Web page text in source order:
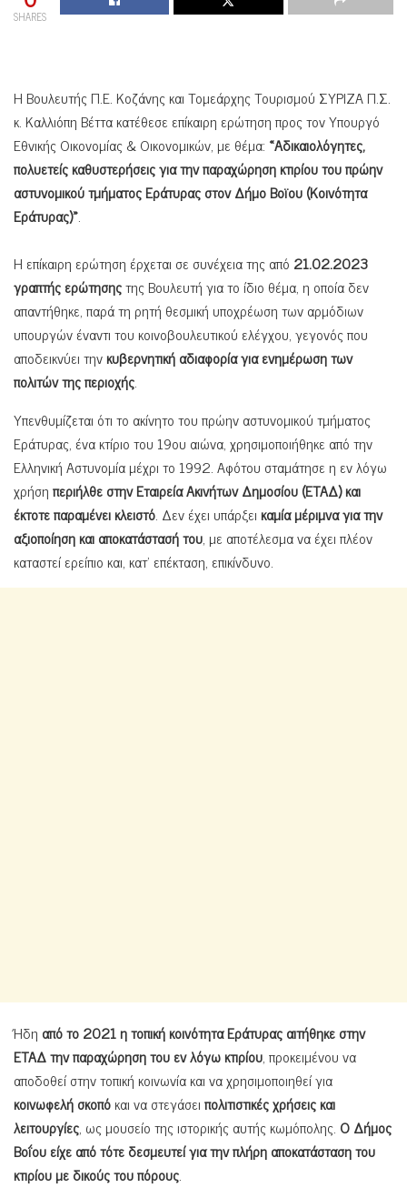
SHARES
Η Βουλευτής Π.Ε. Κοζάνης και Τομεάρχης Τουρισμού ΣΥΡΙΖΑ Π.Σ.
κ. Καλλιόπη Βέττα κατέθεσε επίκαιρη ερώτηση προς τον Υπουργό
Εθνικής Οικονομίας & Οικονομικών, με θέμα: «Αδικαιολόγητες,
πολυετείς καθυστερήσεις για την παραχώρηση κτιρίου του πρώην
αστυνομικού τμήματος Εράτυρας στον Δήμο Βοϊου (Κοινότητα
Εράτυρας)».
Η επίκαιρη ερώτηση έρχεται σε συνέχεια της από 21.02.2023
γραπτής ερώτησηςτης Βουλευτή για το ίδιο θέμα, η οποία δεν
απαντήθηκε, παρά τη ρητή θεσμική υποχρέωση των αρμόδιων
υπουργών έναντι του κοινοβουλευτικού ελέγχου, γεγονός που
αποδεικνύει τηνκυβερνητική αδιαφορία για ενημέρωση των
πολιτών της περιοχής.
Υπενθυμίζεται ότι το ακίνητο του πρώην αστυνομικού τμήματος
Εράτυρας, ένα κτίριο του 19ου αιώνα, χρησιμοποιήθηκε από την
Ελληνική Αστυνομία μέχρι το 1992. Αφότου σταμάτησε η εν λόγω
χρήσηπεριήλθε στηνΕταιρεία Ακινήτων Δημοσίου (ΕΤΑΔ) και
έκτοτε παραμένει κλειστό. Δεν έχει υπάρξει καμία μέριμνα για την
αξιοποίηση και αποκατάστασή του, με αποτέλεσμα να έχει πλέον
καταστεί ερείπιο και, κατ’ επέκταση, επικίνδυνο.
Ήδη από το 2021 η τοπική κοινότητα Εράτυρας αιτήθηκε στην
ΕΤΑΔ την παραχώρηση του εν λόγω κτιρίου, προκειμένου να
αποδοθεί στην τοπική κοινωνία και να χρησιμοποιηθεί για
κοινωφελή σκοπόκαι να στεγάσειπολιτιστικές χρήσεις και
λειτουργίες, ως μουσείο της ιστορικής αυτής κωμόπολης. Ο Δήμος
Βοΐου είχε από τότε δεσμευτεί για την πλήρη αποκατάσταση του
κτιρίου με δικούς του πόρους.